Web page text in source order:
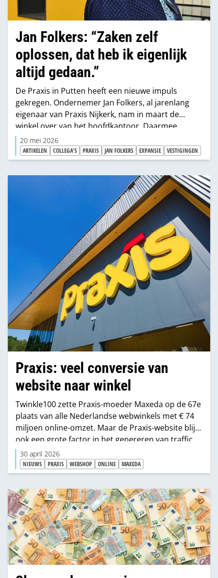
Jan Folkers: “Zaken zelf
oplossen, dat heb ik eigenlijk
altijd gedaan.”
De Praxis in Putten heeft een nieuwe impuls
gekregen. Ondernemer Jan Folkers, al jarenlang
eigenaar van Praxis Nijkerk, nam in maart de
winkel over van het hoofdkantoor. Daarmee
verschuift de aansturing van centraal naar lokaal
ondernemerschap. “Nu kan ik alles weer
beetpakken en gaan doen.”
20 mei 2026
ARTIKELEN COLLEGA'S PRAXIS JAN FOLKERS EXPANSIE VESTIGINGEN
Praxis: veel conversie van
website naar winkel
Twinkle100 zette Praxis-moeder Maxeda op de 67e
plaats van alle Nederlandse webwinkels met € 74
miljoen online-omzet. Maar de Praxis-website blijkt
ook een grote factor in het genereren van traffic
naar de fysieke bouwmarkten.
30 april 2026
NIEUWS PRAXIS WEBSHOP ONLINE MAXEDA